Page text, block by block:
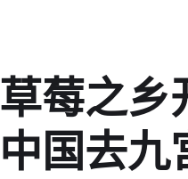
草莓之乡
中国去九